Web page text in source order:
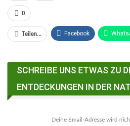
0
Teilen... Facebook
Facebook Messenger
SCHREIBE UNS ETWAS ZU
ENTDECKUNGEN IN DER
Deine Email-Adresse wird